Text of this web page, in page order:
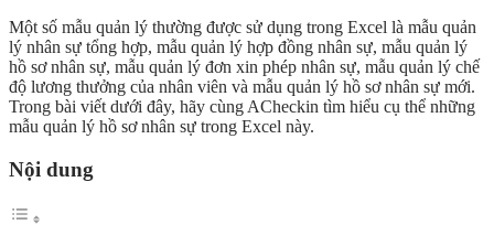
Một số mẫu quản lý thường được sử dụng trong Excel là mẫu quản
lý nhân sự tổng hợp, mẫu quản lý hợp đồng nhân sự, mẫu quản lý
hồ sơ nhân sự, mẫu quản lý đơn xin phép nhân sự, mẫu quản lý chế
độ lương thưởng của nhân viên và mẫu quản lý hồ sơ nhân sự mới.
Trong bài viết dưới đây, hãy cùng ACheckin tìm hiểu cụ thể những
mẫu quản lý hồ sơ nhân sự trong Excel này.
Nội dung